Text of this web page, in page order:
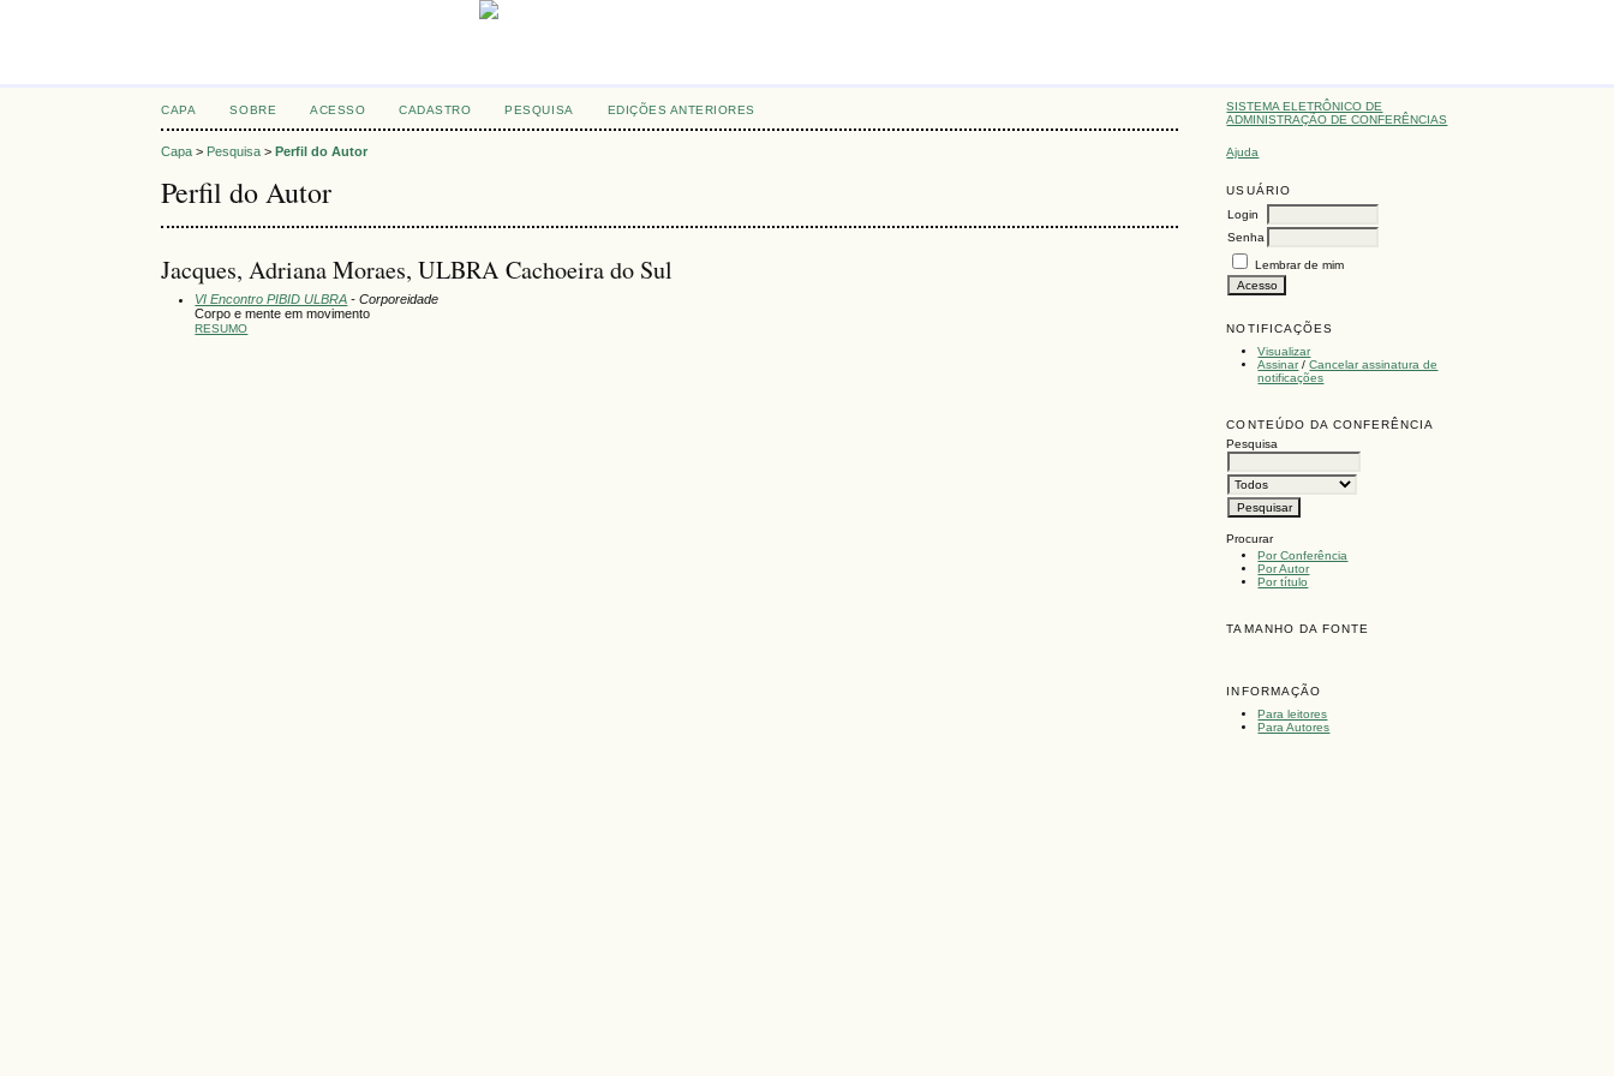
SISTEMA ELETRÔNICO DE
ADMINISTRAÇÃO DE CONFERÊNCIAS
Ajuda
USUÁRIO
Login
Senha
Lembrar de mim
NOTIFICAÇÕES
Visualizar
Assinar/Cancelar assinatura de
notificações
CONTEÚDO DA CONFERÊNCIA
Pesquisa
Procurar
Por Conferência
Por Autor
Por título
TAMANHO DA FONTE
INFORMAÇÃO
Para leitores
Para Autores
CAPA SOBRE ACESSO CADASTRO PESQUISA EDIÇÕES ANTERIORES
Capa > Pesquisa >Perfil do Autor
Perfil do Autor
Jacques, Adriana Moraes, ULBRA Cachoeira do Sul
VI Encontro PIBID ULBRA - Corporeidade
Corpo e mente em movimento
RESUMO